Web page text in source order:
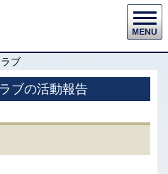
ブ
ブの活動報告